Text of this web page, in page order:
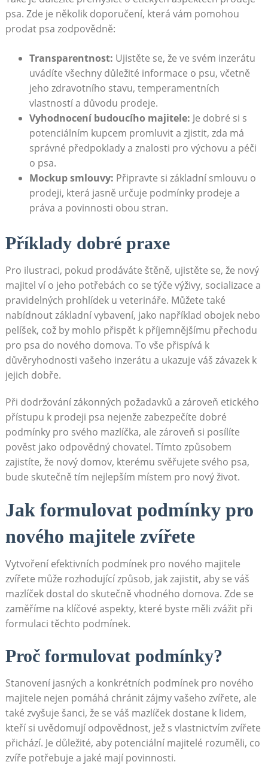
psa. Zde⁤ je několik doporučení,​ která vám pomohou
prodat psa⁤ zodpovědně:
Transparentnost: Ujistěte se,‍ že ve⁣ svém inzerátu
uvádíte všechny důležité informace⁤ o psu, včetně
jeho zdravotního stavu,⁣ temperamentních⁣
vlastností a důvodu‍ prodeje.
Vyhodnocení budoucího majitele: ​Je dobré si s
potenciálním kupcem promluvit a zjistit, zda má
správné předpoklady a⁤ znalosti pro výchovu⁤ a péči
o psa.
Mockup smlouvy: Připravte si základní smlouvu o
prodeji,‍ která jasně ‍určuje podmínky‌ prodeje a
práva ‍a povinnosti‌ obou‌ stran.
Příklady dobré ⁣praxe
Pro ilustraci, pokud prodáváte štěně, ujistěte se, že nový
majitel ví o jeho‌ potřebách co se týče výživy, socializace a
pravidelných prohlídek u veterináře. Můžete také
⁢nabídnout základní vybavení, jako například obojek nebo
pelíšek, což by mohlo přispět k příjemnějšímu přechodu
pro ‍psa do nového ⁤domova. To vše přispívá k
důvěryhodnosti vašeho inzerátu⁣ a ukazuje váš závazek k
jejich‌ dobře.
Při dodržování zákonných požadavků a zároveň etického
přístupu k prodeji psa nejenže zabezpečíte dobré
podmínky pro svého mazlíčka, ale zároveň si‌ posílíte
pověst⁤ jako odpovědný chovatel. Tímto způsobem
zajistíte,​ že nový domov, kterému ⁤svěřujete svého psa,⁢
bude skutečně tím ​nejlepším místem pro nový život.
Jak formulovat podmínky pro
nového ⁢majitele⁤ zvířete
Vytvoření efektivních podmínek pro nového majitele
zvířete může rozhodující způsob, jak zajistit, aby se váš
mazlíček dostal do skutečně vhodného domova. ​Zde se
zaměříme na klíčové aspekty, které byste měli zvážit při
formulaci těchto podmínek.
Proč formulovat ‌podmínky?
Stanovení jasných a konkrétních podmínek pro nového
majitele ‌nejen pomáhá chránit zájmy vašeho zvířete, ​ale⁣
také zvyšuje šanci, že se ​váš ⁢mazlíček dostane k⁣ lidem,
kteří si uvědomují odpovědnost, jež s vlastnictvím zvířete
přichází. Je ⁤důležité, ⁤aby potenciální majitelé rozuměli, co
zvíře potřebuje a jaké mají povinnosti.